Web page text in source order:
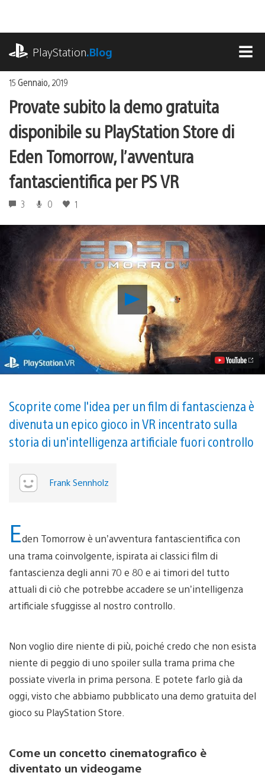
contenuto
PlayStation.Blog
15 Gennaio, 2019
Provate subito la demo gratuita
disponibile su PlayStation Store di
Eden Tomorrow, l’avventura
fantascientifica per PS VR
3 0 1
Riproduci
video
Provate
subito
la
demo
gratuita
disponibile
Store
di
Eden
Tomorrow,
l’avventura
Scoprite come l'idea per un film di fantascienza è
divenuta un epico gioco in VR incentrato sulla
storia di un'intelligenza artificiale fuori controllo
Frank Sennholz
Eden Tomorrow è un’avventura fantascientifica con
una trama coinvolgente, ispirata ai classici film di
fantascienza degli anni 70 e 80 e ai timori del tutto
attuali di ciò che potrebbe accadere se un’intelligenza
artificiale sfuggisse al nostro controllo.
Non voglio dire niente di più, poiché credo che non esista
niente di peggio di uno spoiler sulla trama prima che
possiate viverla in prima persona. E potete farlo già da
oggi, visto che abbiamo pubblicato una demo gratuita del
gioco su PlayStation Store.
Come un concetto cinematografico è
diventato un videogame